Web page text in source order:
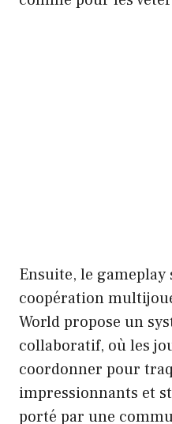
Ensuite, le gameplay
coopération
World propose un
collaboratif, où les
coordonner pour
impressionnants et
porté par une